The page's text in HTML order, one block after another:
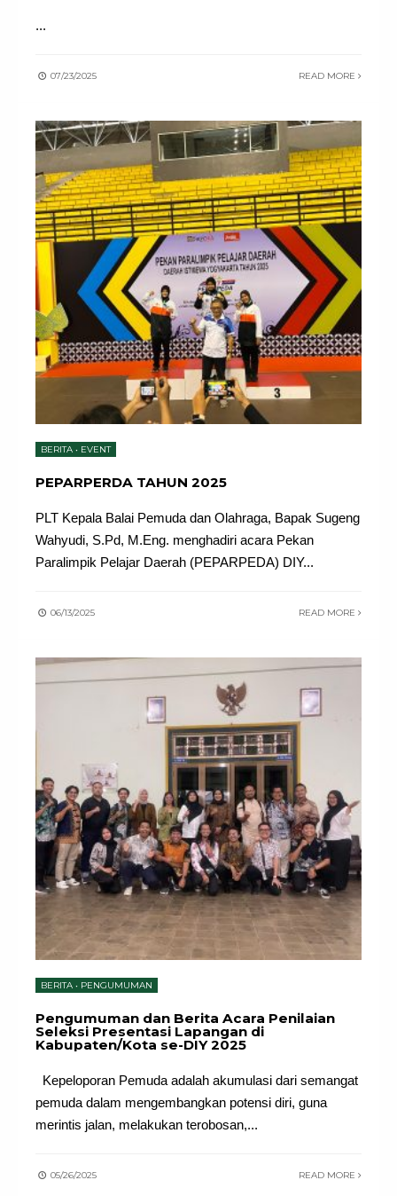
...
07/23/2025 READ MORE
BERITA • EVENT
PEPARPERDA TAHUN 2025
PLT Kepala Balai Pemuda dan Olahraga, Bapak Sugeng
Wahyudi, S.Pd, M.Eng. menghadiri acara Pekan
Paralimpik Pelajar Daerah (PEPARPEDA) DIY...
06/13/2025 READ MORE
BERITA • PENGUMUMAN
Pengumuman dan Berita Acara Penilaian
Seleksi Presentasi Lapangan di
Kabupaten/Kota se-DIY 2025
Kepeloporan Pemuda adalah akumulasi dari semangat
pemuda dalam mengembangkan potensi diri, guna
merintis jalan, melakukan terobosan,...
05/26/2025 READ MORE